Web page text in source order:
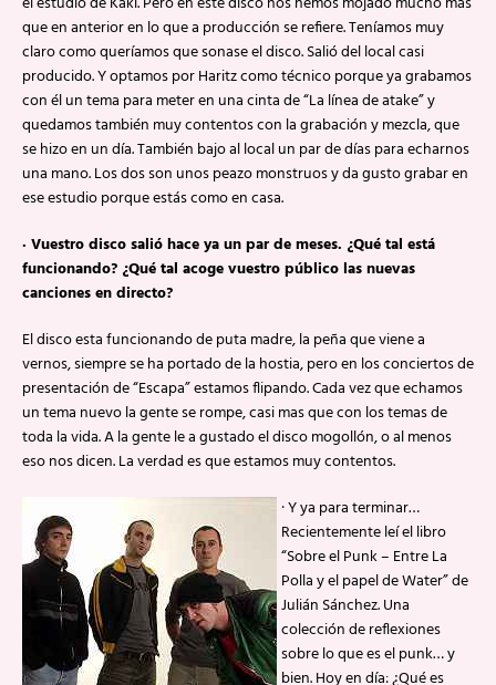
que en anterior en lo que a producción se refiere. Teníamos muy
claro como queríamos que sonase el disco. Salió del local casi
producido. Y optamos por Haritz como técnico porque ya grabamos
con él un tema para meter en una cinta de “La línea de atake” y
quedamos también muy contentos con la grabación y mezcla, que
se hizo en un día. También bajo al local un par de días para echarnos
una mano. Los dos son unos peazo monstruos y da gusto grabar en
ese estudio porque estás como en casa.
· Vuestro disco salió hace ya un par de meses. ¿Qué tal está
funcionando? ¿Qué tal acoge vuestro público las nuevas
canciones en directo?
El disco esta funcionando de puta madre, la peña que viene a
vernos, siempre se ha portado de la hostia, pero en los conciertos de
presentación de “Escapa” estamos flipando. Cada vez que echamos
un tema nuevo la gente se rompe, casi mas que con los temas de
toda la vida. A la gente le a gustado el disco mogollón, o al menos
eso nos dicen. La verdad es que estamos muy contentos.
· Y ya para terminar…
Recientemente leí el libro
“Sobre el Punk – Entre La
Polla y el papel de Water” de
Julián Sánchez. Una
colección de reflexiones
sobre lo que es el punk… y
bien. Hoy en día: ¿Qué es